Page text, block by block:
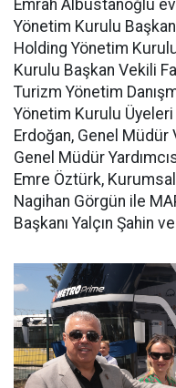
Emrah Albustanoğlu
Yönetim Kurulu
Holding Yönetim
Kurulu Başkan Vekili
Turizm Yönetim
Yönetim Kurulu
Erdoğan, Genel Müdür
Genel Müdür
Emre Öztürk,
Nagihan Görgün ile
Başkanı Yalçın Şahin